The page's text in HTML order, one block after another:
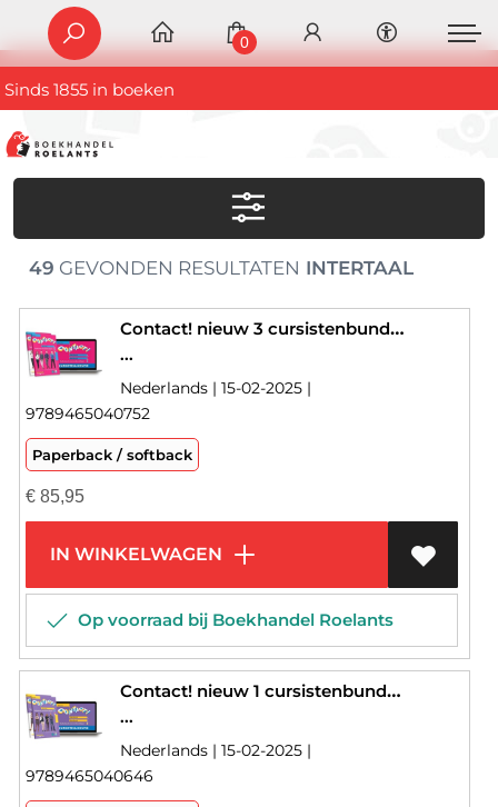
Sinds 1855 in boeken
0
49 GEVONDEN RESULTATEN INTERTAAL
Contact! nieuw 3 cursistenbundel editie 2025
...
Nederlands | 15-02-2025 |
9789465040752
Paperback / softback
€85,95
IN WINKELWAGEN
Op voorraad bij Boekhandel Roelants
Contact! nieuw 1 cursistenbundel editie 2025
...
Nederlands | 15-02-2025 |
9789465040646